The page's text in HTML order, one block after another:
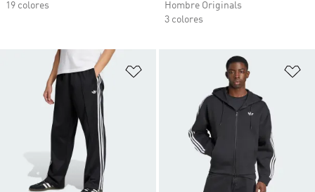
19 colores
Hombre Originals
3 colores
Añadir a la lista de deseos